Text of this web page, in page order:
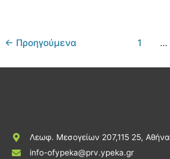
← Προηγούμενα 1 …
Λεωφ. Μεσογείων 207,115 25, Αθήνα
info-ofypeka@prv.ypeka.gr